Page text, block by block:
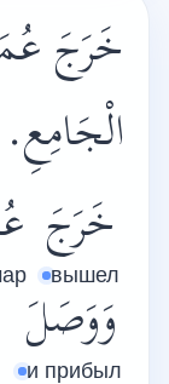
خَرَجَ
الْجَامِعِ.
خَرَجَ
вышел
وَوَصَلَ
и прибыл